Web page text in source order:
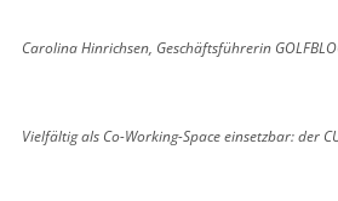
Carolina Hinrichsen, Geschäftsführerin
Vielfältig als Co-Working-Space einsetzbar: der